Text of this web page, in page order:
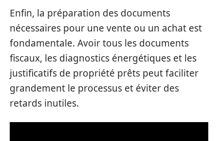
Enfin, la préparation des documents
nécessaires pour une vente ou un achat est
fondamentale. Avoir tous les documents
fiscaux, les diagnostics énergétiques et les
justificatifs de propriété prêts peut faciliter
grandement le processus et éviter des
retards inutiles.